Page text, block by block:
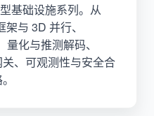
基础设施系列。从
与 3D 并行、
化与推测解码、
、可观测性与安全合